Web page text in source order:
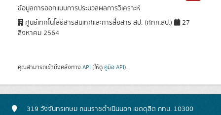
ข้อมูลการออกแบบการประมวลผลการวิเคราะห์
ศูนย์เทคโนโลยีสารสนเทศและการสื่อสาร สป. (ศทก.สป.)
27
สิงหาคม 2564
คุณสามารถเข้าถึงคลังทาง API (ให้ดู คู่มือ API).
319 วังจันทรเกษม ถนนราชดำเนินนอก เขตดุสิต กทม. 10300